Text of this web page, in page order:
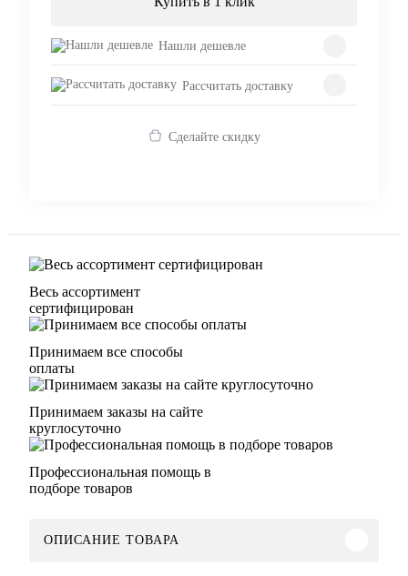
Нашли дешевле
Рассчитать доставку
Сделайте скидку
Весь ассортимент
сертифицирован
Принимаем все способы
оплаты
Принимаем заказы на сайте
круглосуточно
Профессиональная помощь в
подборе товаров
ОПИСАНИЕ ТОВАРА